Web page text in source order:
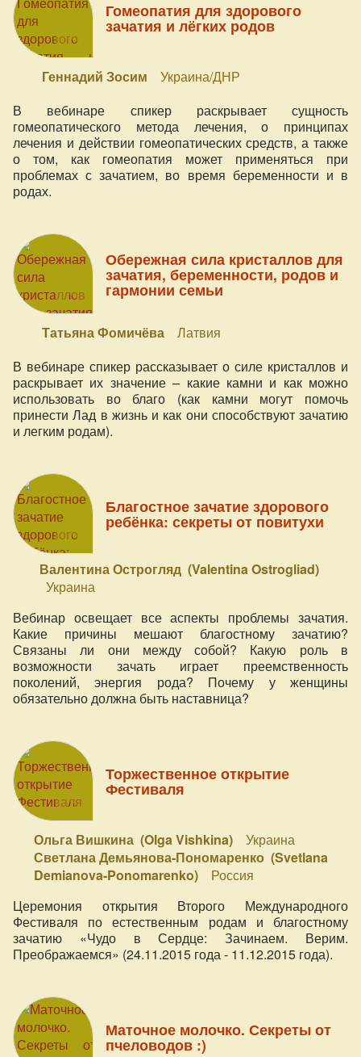
Гомеопатия для здорового
зачатия и лёгких родов
Геннадий Зосим
Украина/ДНР
В вебинаре спикер раскрывает сущность
гомеопатического метода лечения, о принципах
лечения и действии гомеопатических средств, а также
о том, как гомеопатия может применяться при
проблемах с зачатием, во время беременности и в
родах.
Обережная сила кристаллов для
зачатия, беременности, родов и
гармонии семьи
Татьяна Фомичёва
Латвия
В вебинаре спикер рассказывает о силе кристаллов и
раскрывает их значение – какие камни и как можно
использовать во благо (как камни могут помочь
принести Лад в жизнь и как они способствуют зачатию
и легким родам).
Благостное зачатие здорового
ребёнка: секреты от повитухи
Валентина Острогляд (Valentina Ostrogliad)
Украина
Вебинар освещает все аспекты проблемы зачатия.
Какие причины мешают благостному зачатию?
Связаны ли они между собой? Какую роль в
возможности зачать играет преемственность
поколений, энергия рода? Почему у женщины
обязательно должна быть наставница?
Торжественное открытие
Фестиваля
Ольга Вишкина (Olga Vishkina)
Украина
Светлана Демьянова-Пономаренко (Svetlana
Demianova-Ponomarenko)
Россия
Церемония открытия Второго Международного
Фестиваля по естественным родам и благостному
зачатию «Чудо в Сердце: Зачинаем. Верим.
Преображаемся» (24.11.2015 года - 11.12.2015 года).
Маточное молочко. Секреты от
пчеловодов :)